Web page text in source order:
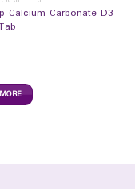
Calcium Carbonate D3